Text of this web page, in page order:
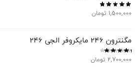
1,500,000 تومان
مگنترون 246 مایکروفر الجی 246
2,700,000 تومان